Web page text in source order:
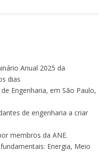
Anual 2025 da
dias
Engenharia, em São Paulo,
de engenharia a criar
membros da ANE.
Energia, Meio